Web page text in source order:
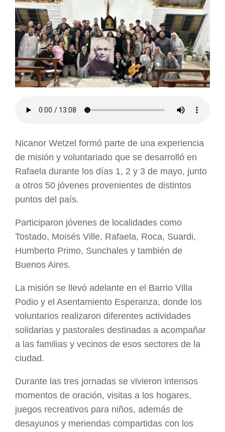
Nicanor Wetzel formó parte de una experiencia
de misión y voluntariado que se desarrolló en
Rafaela durante los días 1, 2 y 3 de mayo, junto
a otros 50 jóvenes provenientes de distintos
puntos del país.
Participaron jóvenes de localidades como
Tostado, Moisés Ville, Rafaela, Roca, Suardi,
Humberto Primo, Sunchales y también de
Buenos Aires.
La misión se llevó adelante en el Barrio Villa
Podio y el Asentamiento Esperanza, donde los
voluntarios realizaron diferentes actividades
solidarias y pastorales destinadas a acompañar
a las familias y vecinos de esos sectores de la
ciudad.
Durante las tres jornadas se vivieron intensos
momentos de oración, visitas a los hogares,
juegos recreativos para niños, además de
desayunos y meriendas compartidas con los